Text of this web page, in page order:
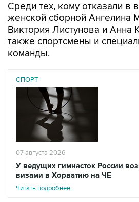
Среди тех, кому отказали в
женской сборной Ангелина
Виктория Листунова и Анна
также спортсмены и
команды.
СПОРТ
07 августа 2026
У ведущих гимнасток России
визами в Хорватию на ЧЕ
Читать подробнее